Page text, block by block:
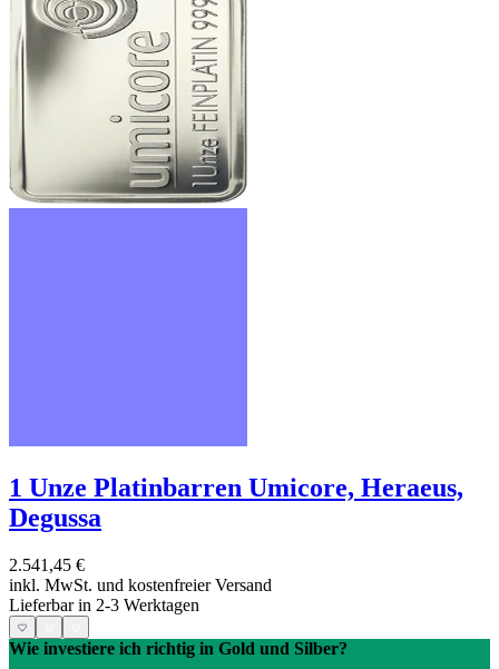
1 Unze Platinbarren Umicore, Heraeus,
Degussa
2.541,45 €
inkl. MwSt. und kostenfreier Versand
Lieferbar in 2-3 Werktagen
Wie investiere ich richtig in Gold und Silber?